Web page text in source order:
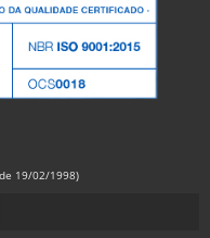
19/02/1998)